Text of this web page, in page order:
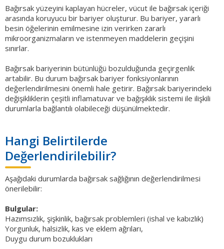
Bağırsak yüzeyini kaplayan hücreler, vücut ile bağırsak içeriği
arasında koruyucu bir bariyer oluşturur. Bu bariyer, yararlı
besin öğelerinin emilmesine izin verirken zararlı
mikroorganizmaların ve istenmeyen maddelerin geçişini
sınırlar.
Bağırsak bariyerinin bütünlüğü bozulduğunda geçirgenlik
artabilir. Bu durum bağırsak bariyer fonksiyonlarının
değerlendirilmesini önemli hale getirir. Bağırsak bariyerindeki
değişikliklerin çeşitli inflamatuvar ve bağışıklık sistemi ile ilişkili
durumlarla bağlantılı olabileceği düşünülmektedir.
Hangi Belirtilerde
Değerlendirilebilir?
Aşağıdaki durumlarda bağırsak sağlığının değerlendirilmesi
önerilebilir:
Bulgular:
Hazımsızlık, şişkinlik, bağırsak problemleri (ishal ve kabızlık)
Yorgunluk, halsizlik, kas ve eklem ağrıları,
Duygu durum bozuklukları